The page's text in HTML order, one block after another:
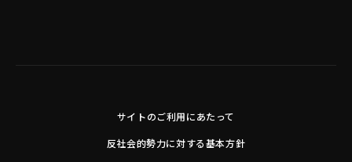
サイトのご利用にあたって
反社会的勢力に対する基本方針